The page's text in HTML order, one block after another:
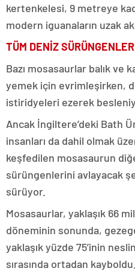
kertenkelesi, 9 metreye
modern iguanaların uzak
TÜM DENİZ
Bazı mosasaurlar balık ve
yemek için evrimleşirken,
istiridyeleri ezerek
Ancak İngiltere’deki Bath
insanları da dahil olmak
keşfedilen mosasaurun
sürüngenlerini avlayacak
sürüyor.
Mosasaurlar, yaklaşık 66
döneminin sonunda,
yaklaşık yüzde 75’inin
sırasında ortadan kayboldu.